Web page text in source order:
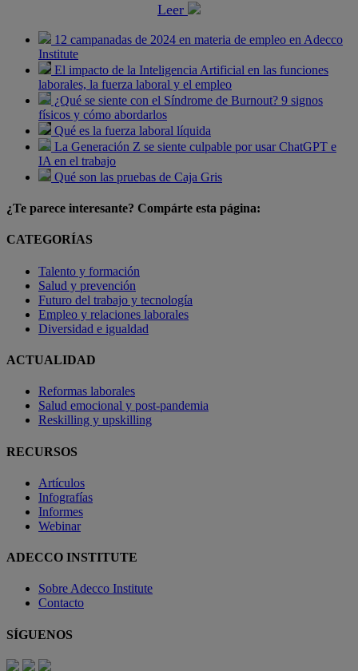
Leer
12 campanadas de 2024 en materia de empleo en Adecco
Institute
El impacto de la Inteligencia Artificial en las funciones
laborales, la fuerza laboral y el empleo
¿Qué se siente con el Síndrome de Burnout? 9 signos
físicos y cómo abordarlos
Qué es la fuerza laboral líquida
La Generación Z se siente culpable por usar ChatGPT e
IA en el trabajo
Qué son las pruebas de Caja Gris
¿Te parece interesante? Compárte esta página:
CATEGORÍAS
Talento y formación
Salud y prevención
Futuro del trabajo y tecnología
Empleo y relaciones laborales
Diversidad e igualdad
ACTUALIDAD
Reformas laborales
Salud emocional y post-pandemia
Reskilling y upskilling
RECURSOS
Artículos
Infografías
Informes
Webinar
ADECCO INSTITUTE
Sobre Adecco Institute
Contacto
SÍGUENOS